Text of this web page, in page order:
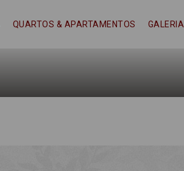
QUARTOS & APARTAMENTOS GALERIA